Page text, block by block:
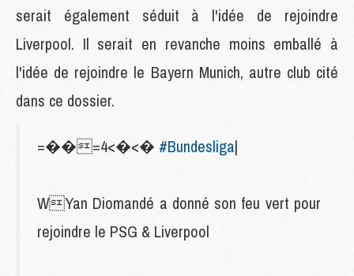
serait également séduit à l'idée de rejoindre
Liverpool. Il serait en revanche moins emballé à
l'idée de rejoindre le Bayern Munich, autre club cité
dans ce dossier.
=��=4<�<� #Bundesliga|
WYan Diomandé a donné son feu vert pour
rejoindre le PSG & Liverpool